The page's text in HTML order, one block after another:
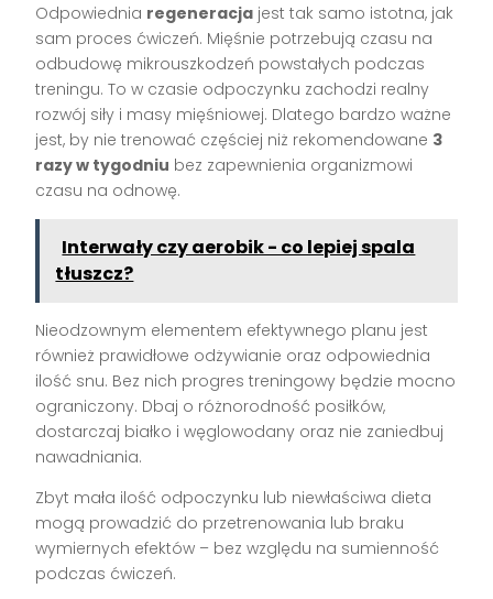
Odpowiednia regeneracja jest tak samo istotna, jak
sam proces ćwiczeń. Mięśnie potrzebują czasu na
odbudowę mikrouszkodzeń powstałych podczas
treningu. To w czasie odpoczynku zachodzi realny
rozwój siły i masy mięśniowej. Dlatego bardzo ważne
jest, by nie trenować częściej niż rekomendowane 3
razy w tygodniu bez zapewnienia organizmowi
czasu na odnowę.
Interwały czy aerobik - co lepiej spala
tłuszcz?
Nieodzownym elementem efektywnego planu jest
również prawidłowe odżywianie oraz odpowiednia
ilość snu. Bez nich progres treningowy będzie mocno
ograniczony. Dbaj o różnorodność posiłków,
dostarczaj białko i węglowodany oraz nie zaniedbuj
nawadniania.
Zbyt mała ilość odpoczynku lub niewłaściwa dieta
mogą prowadzić do przetrenowania lub braku
wymiernych efektów – bez względu na sumienność
podczas ćwiczeń.